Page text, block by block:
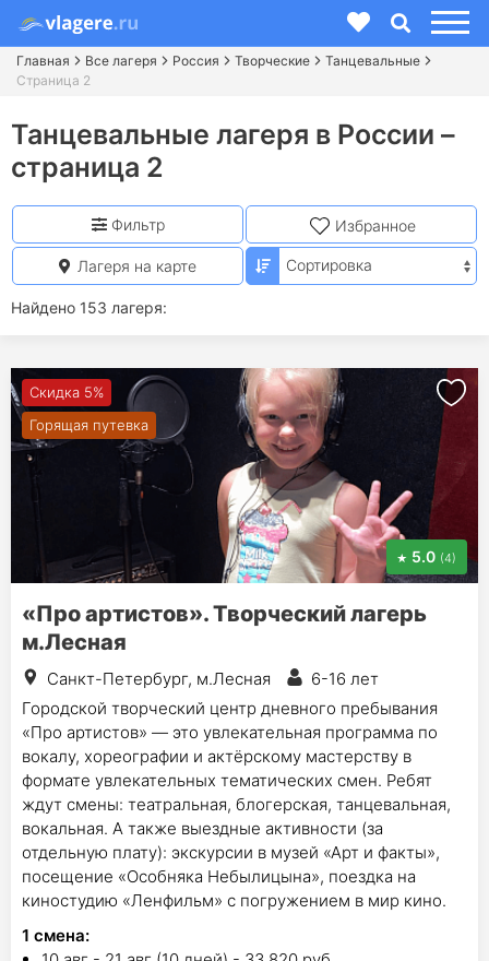
Главная Все лагеря Россия Творческие
Танцевальные
Страница 2
Танцевальные лагеря в России –
страница 2
Найдено 153 лагеря:
Фильтр Избранное
Лагеря на карте
Скидка 5%
Горящая путевка
5.0 (4)
«Про артистов». Творческий лагерь
м.Лесная
Санкт-Петербург, м.Лесная
6-16 лет
Городской творческий центр дневного пребывания
«Про артистов» — это увлекательная программа по
вокалу, хореографии и актёрскому мастерству в
формате увлекательных тематических смен. Ребят
ждут смены: театральная, блогерская, танцевальная,
вокальная. А также выездные активности (за
отдельную плату): экскурсии в музей «Арт и факты»,
посещение «Особняка Небылицына», поездка на
киностудию «Ленфильм» с погружением в мир кино.
1 смена: